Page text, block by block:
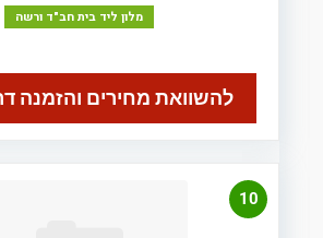
מלון ליד בית חב"ד ורשה
להשוואת מחירים והזמנה
10